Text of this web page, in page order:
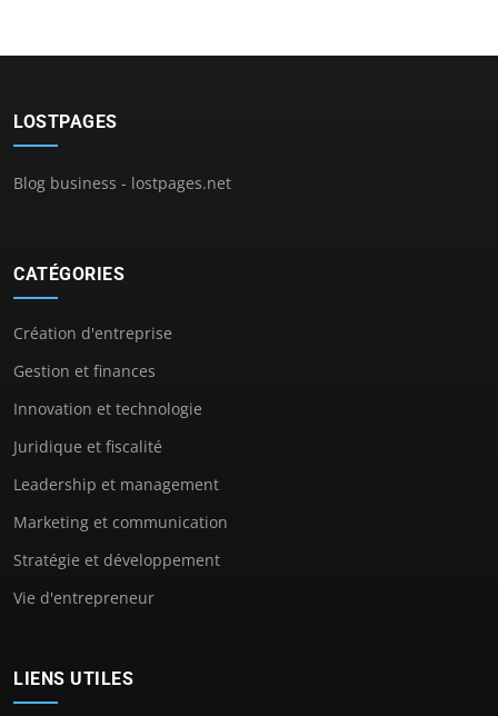
LOSTPAGES
Blog business - lostpages.net
CATÉGORIES
Création d'entreprise
Gestion et finances
Innovation et technologie
Juridique et fiscalité
Leadership et management
Marketing et communication
Stratégie et développement
Vie d'entrepreneur
LIENS UTILES